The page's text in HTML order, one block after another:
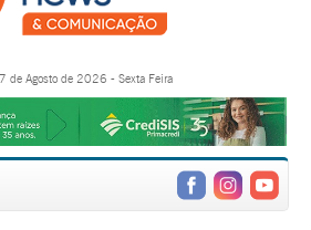
de Agosto de 2026 - Sexta Feira